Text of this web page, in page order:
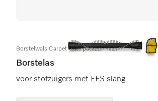
Borstelwals Carpet Care packed
Borstelas
voor stofzuigers met EFS slang